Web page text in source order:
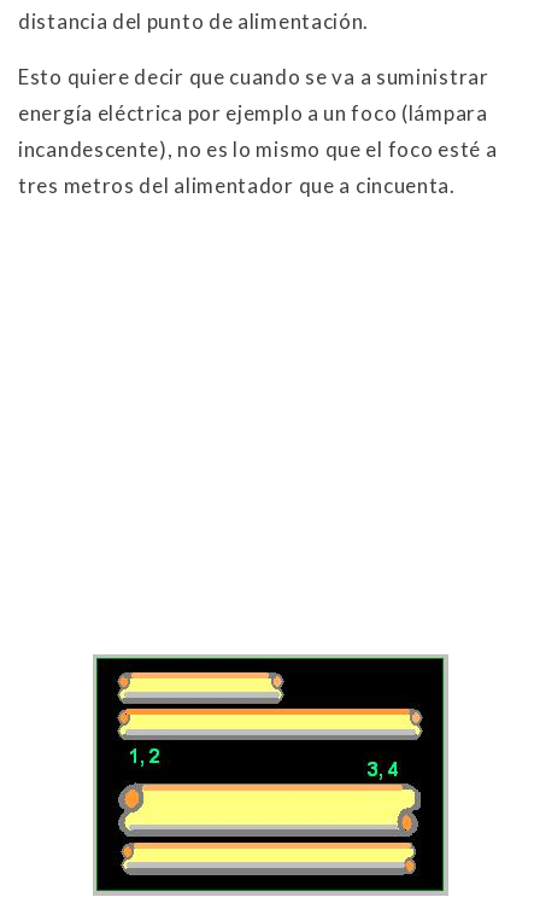
distancia del punto de alimentación.
Esto quiere decir que cuando se va a suministrar
energía eléctrica por ejemplo a un foco (lámpara
incandescente), no es lo mismo que el foco esté a
tres metros del alimentador que a cincuenta.